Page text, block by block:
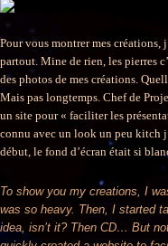
Pour vous montrer mes
partout. Mine de rien, les pierres
des photos de mes créations.
Mais pas longtemps. Chef de
un site pour « faciliter les
connu avec un look un peu kitch
début, le fond d’écran était si
To show you my creations, I
was so heavy. Then, I started
idea, isn’t it? Then CD… But